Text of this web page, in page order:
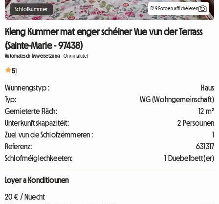
Schlofkummer D'9 Fotoen affichéieren
Kleng Kummer mat enger schéiner Vue vun der Terrass
(Sainte-Marie - 97438)
Automatesch Iwwersetzung -Originaltitel
51
Wunnengstyp :
Haus
Typ:
WG (Wohngemeinschaft)
Gemieterte Fläch:
12 m²
Unterkunftskapazitéit:
2 Persounen
Zuel vun de Schlofzëmmeren :
1
Referenz:
631317
Schlofméiglechkeeten:
1 Duebelbett(er)
Loyer a Konditiounen
20 € / Nuecht